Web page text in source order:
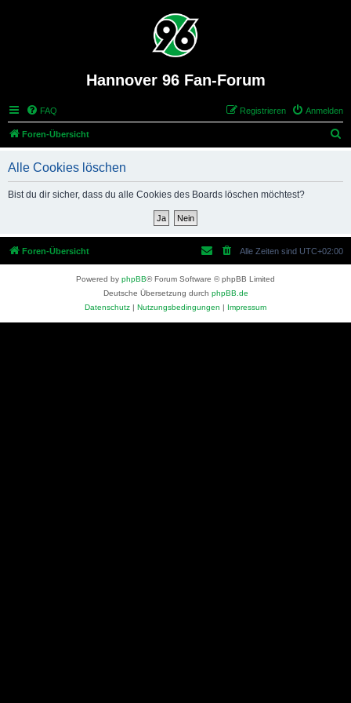
Hannover 96 Fan-Forum
FAQ Anmelden
Registrieren
Foren-Übersicht
Alle Cookies löschen
Bist du dir sicher, dass du alle Cookies des Boards löschen möchtest?
Foren-Übersicht Alle Zeiten sind UTC+02:00
Powered by phpBB® Forum Software © phpBB Limited
Deutsche Übersetzung durch phpBB.de
Datenschutz | Nutzungsbedingungen | Impressum